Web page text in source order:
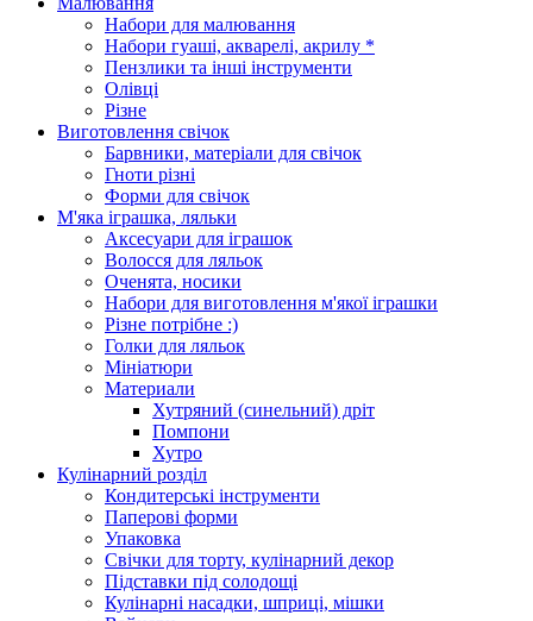
Набори для малювання
Набори гуаші, акварелі, акрилу *
Пензлики та інші інструменти
Олівці
Різне
Виготовлення свічок
Барвники, матеріали для свічок
Гноти різні
Форми для свічок
М'яка іграшка, ляльки
Аксесуари для іграшок
Волосся для ляльок
Оченята, носики
Набори для виготовлення м'якої іграшки
Різне потрібне :)
Голки для ляльок
Мініатюри
Материали
Хутряний (синельний) дріт
Помпони
Хутро
Кулінарний розділ
Кондитерські інструменти
Паперові форми
Упаковка
Свічки для торту, кулінарний декор
Підставки під солодощі
Кулінарні насадки, шприці, мішки